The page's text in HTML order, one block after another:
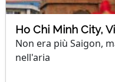
Ho Chi Minh City,
Non era più Saigon,
nell'aria